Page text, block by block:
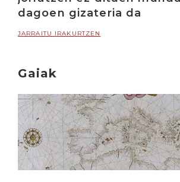
dagoen gizateria da
JARRAITU IRAKURTZEN
Gaiak